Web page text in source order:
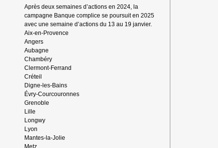
GLOBALIZE
SOLIDARITY
Après deux semaines d’actions en 2024, la
campagne Banque complice se poursuit en 2025
avec une semaine d’actions du 13 au 19 janvier.
Aix-en-Provence
Angers
Aubagne
Chambéry
Clermont-Ferrand
Créteil
Digne-les-Bains
Évry-Courcouronnes
Grenoble
Lille
Longwy
Lyon
Mantes-la-Jolie
Metz